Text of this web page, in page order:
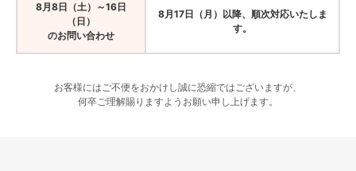
8月8日（土）～16日
（日）
のお問い合わせ
8月17日（月）以降、順次対応いたしま
す。
お客様にはご不便をおかけし誠に恐縮ではございますが、
何卒ご理解賜りますようお願い申し上げます。